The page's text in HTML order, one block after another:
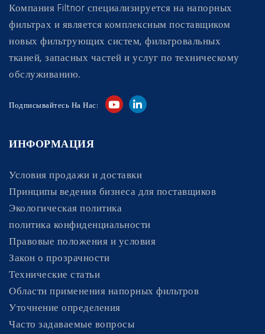
Компания Filtnor специализируется на напорных
фильтрах и является комплексным поставщиком
новых фильтрующих систем, фильтровальных
тканей, запасных частей и услуг по техническому
обслуживанию.
Подписывайтесь На Нас:
ИНФОРМАЦИЯ
Условия продажи и доставки
Принципы ведения бизнеса для поставщиков
Экологическая политика
политика конфиденциальности
Правовые положения и условия
Закон о прозрачности
Технические статьи
Области применения напорных фильтров
Уточнение определения
Часто задаваемые вопросы